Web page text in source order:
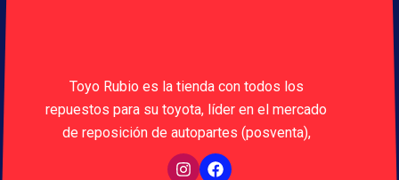
Toyo Rubio es la tienda con todos los
repuestos para su toyota, líder en el mercado
de reposición de autopartes (posventa),